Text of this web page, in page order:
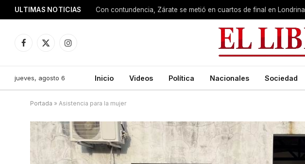
ULTIMAS NOTICIAS Con contundencia, Zárate se metió en cuartos de final en Londrina
Facebook
X
Instagram
jueves, agosto 6 Inicio Videos Política Nacionales Sociedad
Portada » Asistencia para la mujer